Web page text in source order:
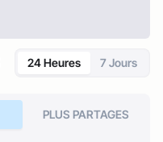
24 Heures 7 Jours
PLUS PARTAGES